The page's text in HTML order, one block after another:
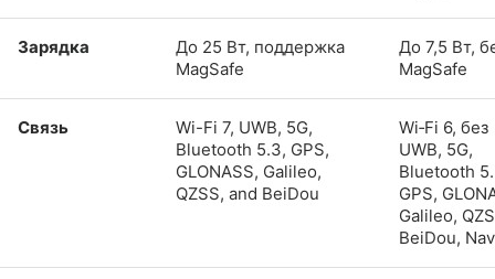
Зарядка
До 25 Вт, поддержка
MagSafe
До 7,5 Вт,
MagSafe
Связь
Wi-Fi 7, UWB, 5G,
Bluetooth 5.3, GPS,
GLONASS, Galileo,
QZSS, and BeiDou
Wi‑Fi 6, без
UWB, 5G,
Bluetooth
GPS,
Galileo,
BeiDou,